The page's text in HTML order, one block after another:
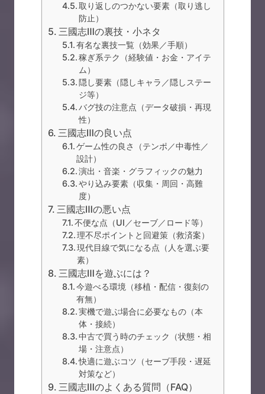
取り返しのつかない要素（取り逃し
防止）
三國志Ⅲの裏技・小ネタ
有名な裏技一覧（効果／手順）
稼ぎ系テク（経験値・お金・アイテ
ム）
隠し要素（隠しキャラ／隠しステー
ジ等）
バグ技の注意点（データ破損・再現
性）
三國志Ⅲの良い点
ゲーム性の良さ（テンポ／中毒性／
設計）
演出・音楽・グラフィックの魅力
やり込み要素（収集・周回・高難
度）
三國志Ⅲの悪い点
不便な点（UI／セーブ／ロード等）
理不尽ポイントと回避策（救済案）
現代目線で気になる点（人を選ぶ要
素）
三國志Ⅲを遊ぶには？
今遊べる環境（移植・配信・復刻の
有無）
実機で遊ぶ場合に必要なもの（本
体・接続）
中古で買う時のチェック（状態・相
場・注意点）
快適に遊ぶコツ（セーブ手段・遅延
対策など）
三國志Ⅲのよくある質問（FAQ）